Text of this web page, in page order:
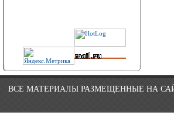
ВСЕ МАТЕРИАЛЫ РАЗМЕЩЕННЫЕ НА